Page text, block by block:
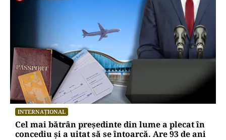
INTERNAȚIONAL
Cel mai bătrân președinte din lume a plecat în
concediu și a uitat să se întoarcă. Are 93 de ani